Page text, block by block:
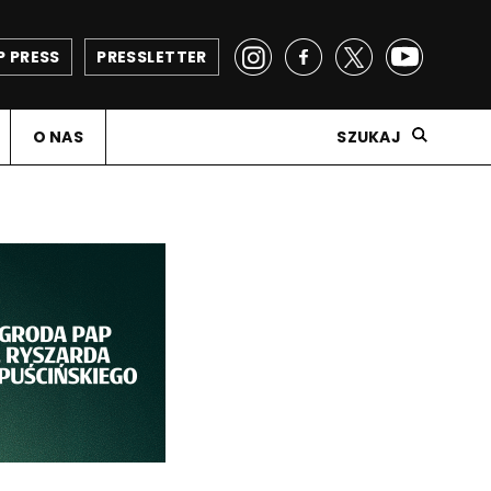
PRESSLETTER
PRESS
O NAS SZUKAJ